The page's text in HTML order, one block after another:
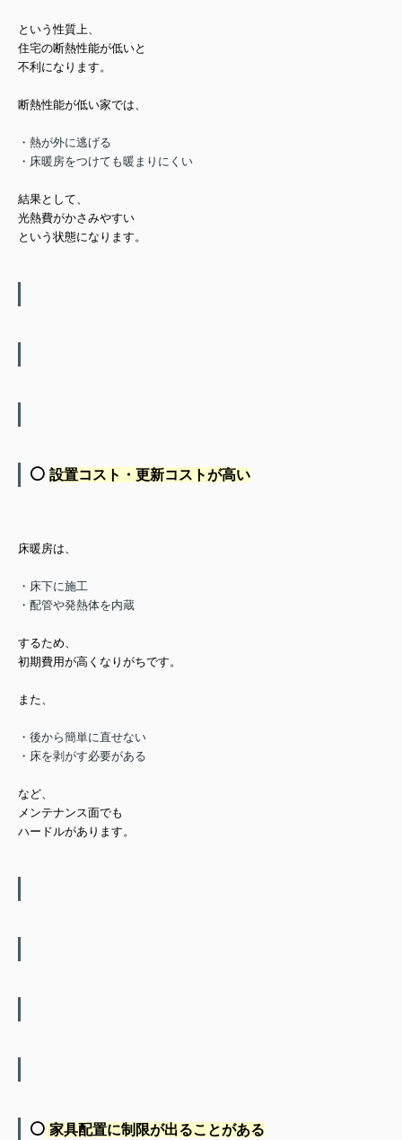
という性質上、
住宅の断熱性能が低いと
不利 になります。
断熱性能が低い家では、
・熱が外に逃げる
・床暖房をつけても暖まりにくい
結果として、
光熱費がかさみやすい
という状態になります。
⚪️ 設置コスト・更新コストが高い
床暖房は、
・床下に施工
・配管や発熱体を内蔵
するため、
初期費用が高くなりがちです。
また、
・後から簡単に直せない
・床を剥がす必要がある
など、
メンテナンス面でも
ハードルがあります。
⚪️ 家具配置に制限が出ることがある